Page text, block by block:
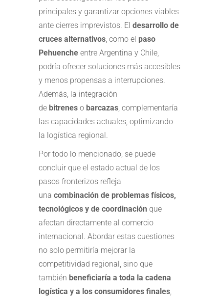
principales y garantizar opciones viables
ante cierres imprevistos. El desarrollo de
cruces alternativos , como el paso
Pehuenche entre Argentina y Chile,
podría ofrecer soluciones más accesibles
y menos propensas a interrupciones.
Además, la integración
de bitrenes o barcazas , complementaría
las capacidades actuales, optimizando
la logística regional.
Por todo lo mencionado, se puede
concluir que el estado actual de los
pasos fronterizos refleja
una combinación de problemas físicos,
tecnológicos y de coordinación que
afectan directamente al comercio
internacional. Abordar estas cuestiones
no solo permitiría mejorar la
competitividad regional, sino que
también beneficiaría a toda la cadena
logística y a los consumidores finales